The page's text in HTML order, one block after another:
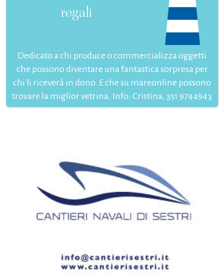
regali
Dedicato a chi produce o commercializza oggetti
che possono diventare una fantastica sorpresa per
chi li riceverà in dono. E che su mareonline possono
trovare la miglior vetrina. Info: Cristina, 351 9744943